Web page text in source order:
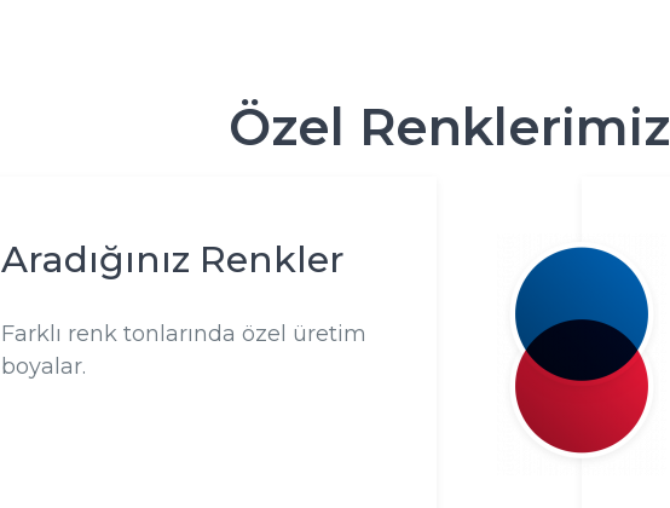
Özel Renklerimiz
Aradığınız Renkler
Farklı renk tonlarında özel üretim
boyalar.